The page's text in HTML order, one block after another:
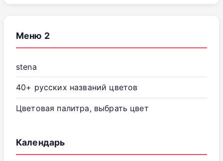
Меню 2
stena
40+ русских названий цветов
Цветовая палитра, выбрать цвет
Календарь